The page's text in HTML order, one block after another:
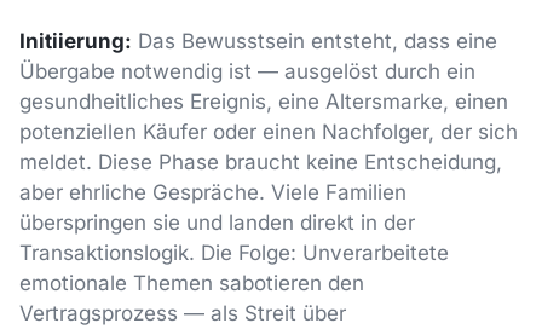
Initiierung: Das Bewusstsein entsteht, dass eine
Übergabe notwendig ist — ausgelöst durch ein
gesundheitliches Ereignis, eine Altersmarke, einen
potenziellen Käufer oder einen Nachfolger, der sich
meldet. Diese Phase braucht keine Entscheidung,
aber ehrliche Gespräche. Viele Familien
überspringen sie und landen direkt in der
Transaktionslogik. Die Folge: Unverarbeitete
emotionale Themen sabotieren den
Vertragsprozess — als Streit über